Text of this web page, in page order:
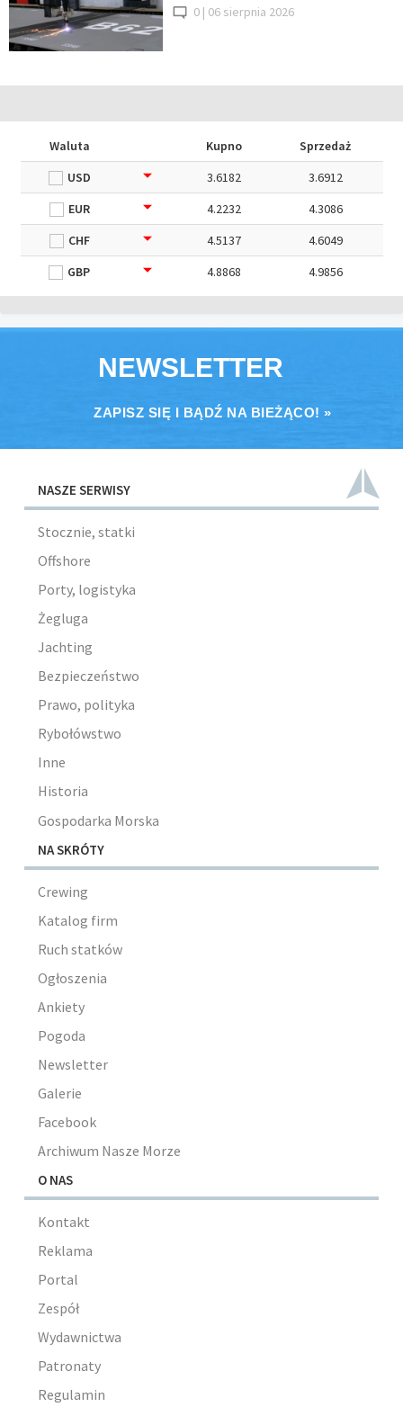
0 | 06 sierpnia 2026
Waluta Kupno
Sprzedaż
USD
3.6182
3.6912
EUR
4.2232
4.3086
CHF
4.5137
4.6049
GBP
4.8868 4.9856
NEWSLETTER
ZAPISZ SIĘ I BĄDŹ NA BIEŻĄCO! »
NASZE SERWISY
Stocznie, statki
Offshore
Porty, logistyka
Żegluga
Jachting
Bezpieczeństwo
Prawo, polityka
Rybołówstwo
Inne
Historia
Gospodarka Morska
NA SKRÓTY
Crewing
Katalog firm
Ruch statków
Ogłoszenia
Ankiety
Pogoda
Newsletter
Galerie
Facebook
Archiwum Nasze Morze
O NAS
Kontakt
Reklama
Portal
Zespół
Wydawnictwa
Patronaty
Regulamin